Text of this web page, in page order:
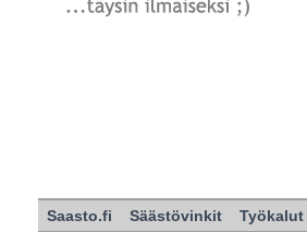
Saasto.fi Säästövinkit Työkalut